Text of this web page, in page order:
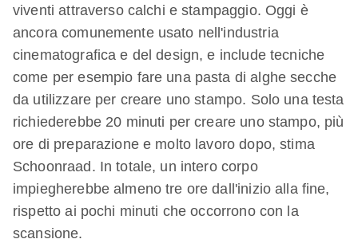
viventi attraverso calchi e stampaggio. Oggi è
ancora comunemente usato nell'industria
cinematografica e del design, e include tecniche
come per esempio fare una pasta di alghe secche
da utilizzare per creare uno stampo. Solo una testa
richiederebbe 20 minuti per creare uno stampo, più
ore di preparazione e molto lavoro dopo, stima
Schoonraad. In totale, un intero corpo
impiegherebbe almeno tre ore dall'inizio alla fine,
rispetto ai pochi minuti che occorrono con la
scansione.